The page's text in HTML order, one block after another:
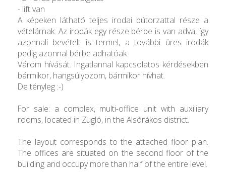
- lift van
A képeken látható teljes irodai bútorzattal része a
vételárnak. Az irodák egy része bérbe is van adva, így
azonnali bevételt is termel, a további üres irodák
pedig azonnal bérbe adhatóak.
Várom hívását. Ingatlannal kapcsolatos kérdésekben
bármikor, hangsúlyozom, bármikor hívhat.
De tényleg :-)
For sale: a complex, multi-office unit with auxiliary
rooms, located in Zugló, in the Alsórákos district.
The layout corresponds to the attached floor plan.
The offices are situated on the second floor of the
building and occupy more than half of the entire level.